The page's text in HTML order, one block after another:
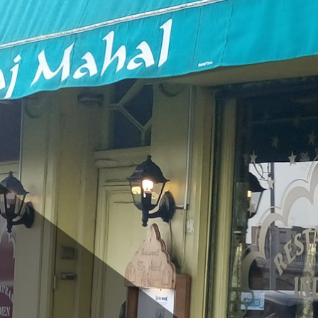
Blog
Newsletter
Contact
Galerie